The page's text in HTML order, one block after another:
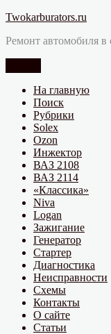
Перейти
содержимому
Twokarburators.ru
Ремонт автомобиля в
На главную
Поиск
Рубрики
Solex
Ozon
Инжектор
ВАЗ 2108
ВАЗ 2114
«Классика»
Niva
Logan
Зажигание
Генератор
Стартер
Диагностика
Неисправности
Схемы
Контакты
О сайте
Статьи